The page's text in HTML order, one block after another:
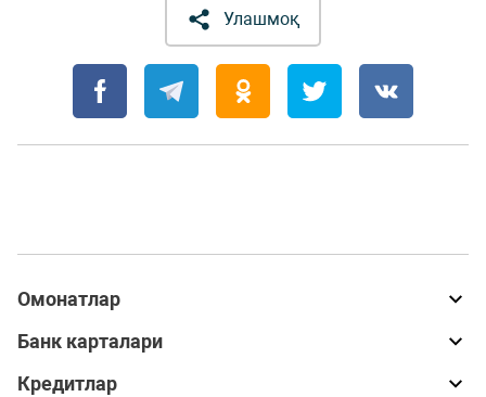
Улашмоқ
Омонатлар
Банк карталари
Кредитлар